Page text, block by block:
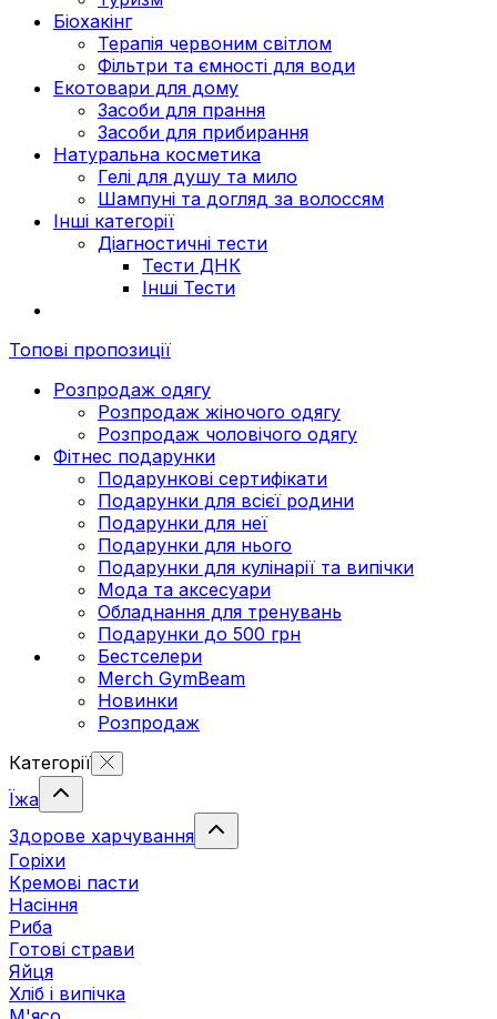
Біохакінг
Терапія червоним світлом
Фільтри та ємності для води
Екотовари для дому
Засоби для прання
Засоби для прибирання
Натуральна косметика
Гелі для душу та мило
Шампуні та догляд за волоссям
Інші категорії
Діагностичні тести
Тести ДНК
Інші Тести
Топові пропозиції
Розпродаж одягу
Розпродаж жіночого одягу
Розпродаж чоловічого одягу
Фітнес подарунки
Подарункові сертифікати
Подарунки для всієї родини
Подарунки для неї
Подарунки для нього
Подарунки для кулінарії та випічки
Мода та аксесуари
Обладнання для тренувань
Подарунки до 500 грн
Бестселери
Merch GymBeam
Новинки
Розпродаж
Категорії
Їжа
Здорове харчування
Горіхи
Кремові пасти
Насіння
Риба
Готові страви
Яйця
Хліб і випічка